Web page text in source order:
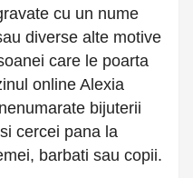
cu un nume
diverse alte motive
care le poarta
online Alexia
bijuterii
cercei pana la
barbati sau copii.